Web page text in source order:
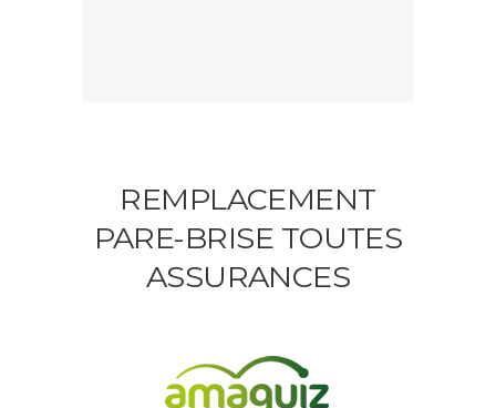
REMPLACEMENT
PARE-BRISE TOUTES
ASSURANCES